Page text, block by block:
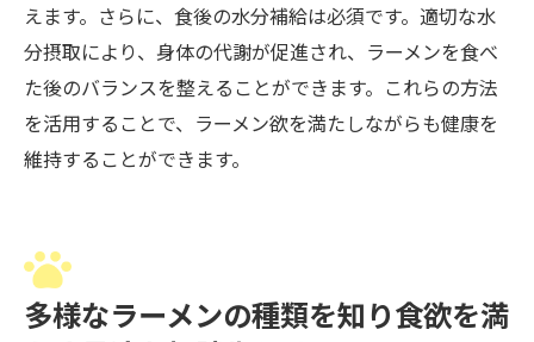
えます。さらに、食後の水分補給は必須です。適切な水
分摂取により、身体の代謝が促進され、ラーメンを食べ
た後のバランスを整えることができます。これらの方法
を活用することで、ラーメン欲を満たしながらも健康を
維持することができます。
多様なラーメンの種類を知り食欲を満